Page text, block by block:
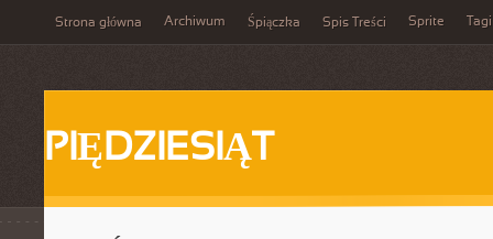
Strona główna Archiwum Śpiączka Spis Treści Sprite Tagi
PIĘDZIESIĄT